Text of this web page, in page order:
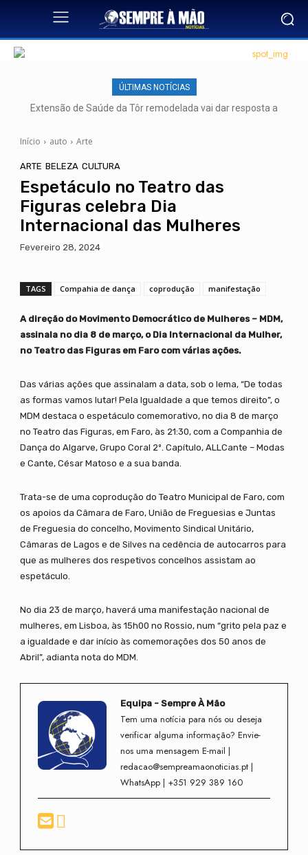
ÚLTIMAS NOTÍCIAS
Extensão de Saúde da Tôr remodelada vai dar resposta a
Início auto Arte
ARTE BELEZA CULTURA
Espetáculo no Teatro das
Figuras celebra Dia
Internacional das Mulheres
Fevereiro 28, 2024
TAGS Compahia de dança coprodução manifestação
A direção do Movimento Democrático de Mulheres – MDM,
assinala no dia 8 de março, o Dia Internacional da Mulher,
no Teatro das Figuras em Faro com várias ações.
Das várias ações que assinalam a data, sob o lema, “De todas
as formas vamos lutar! Pela Igualdade a que temos direito”, o
MDM destaca o espetáculo comemorativo, no dia 8 de março
no Teatro das Figuras, em Faro, às 21:30, com a Companhia de
Dança do Algarve, Grupo Coral 2º. Capítulo, ALLCante – Modas
e Cante, César Matoso e a sua banda.
Trata-se de uma coprodução do Teatro Municipal de Faro, com
os apoios da Câmara de Faro, União de Freguesias e Juntas
de Freguesia do concelho, Movimento Sindical Unitário,
Câmaras de Lagos e de Silves na cedência de autocarros para
que as mulheres dos respetivos concelhos assistam ao
espetáculo.
No dia 23 de março, haverá uma manifestação nacional de
mulheres, em Lisboa, às 15h00 no Rossio, num “grito pela paz e
a igualdade e dar início às comemorações dos 50 anos de
Abril”, adianta nota do MDM.
Equipa - Sempre À Mão
Tem uma notícia para nós ou deseja
verificar alguma informação? Envie-
nos uma mensagem E-mail |
redacao@sempreamaonoticias.pt |
WhatsApp | +351 929 389 160